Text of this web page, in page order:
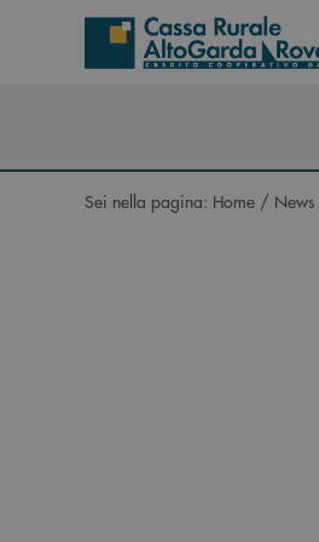
Salta al contenuto principale
Sei nella pagina: Home / News